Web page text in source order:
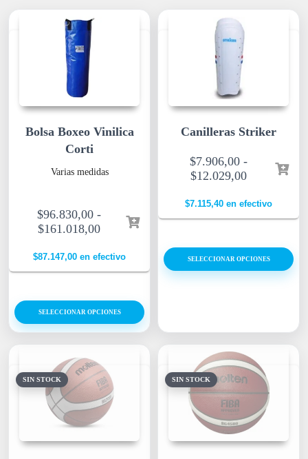
SIN STOCK SIN STOCK
Bolsa Boxeo Vinilica
Corti
Varias medidas
$96.830,00 -
$161.018,00
$87.147,00 en efectivo
SELECCIONAR OPCIONES
Canilleras Striker
$7.906,00 -
$12.029,00
$7.115,40 en efectivo
SELECCIONAR OPCIONES